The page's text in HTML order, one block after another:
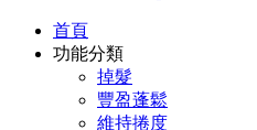
首頁
功能分類
掉髮
豐盈蓬鬆
維持捲度